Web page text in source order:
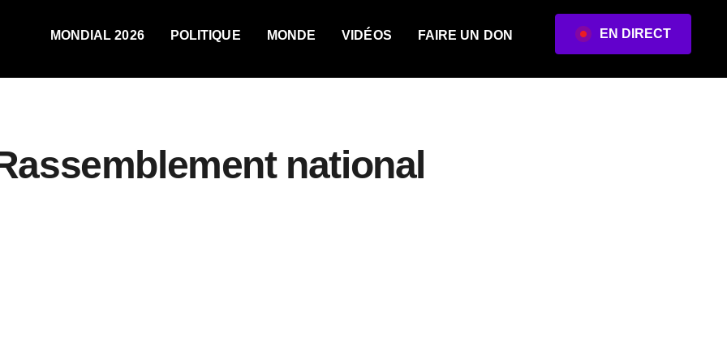
MONDIAL 2026 POLITIQUE MONDE VIDÉOS FAIRE UN DON EN DIRECT
national